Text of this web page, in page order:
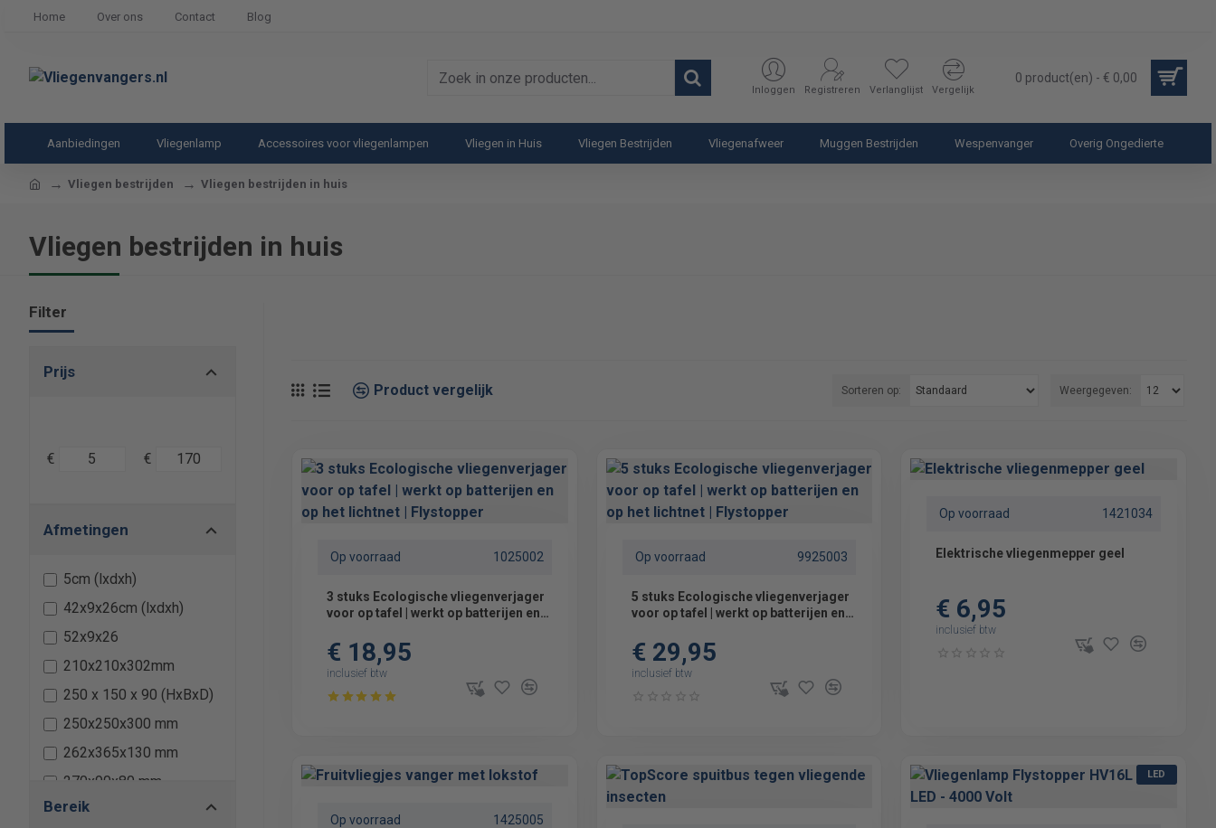
Home Over ons Contact Blog
Zoek
producten...
Inloggen Registreren Verlanglijst Vergelijk
0 product(en) - € 0,00
Aanbiedingen Vliegenlamp Accessoires voor vliegenlampen Vliegen in Huis Vliegen Bestrijden Vliegenafweer Muggen Bestrijden Wespenvanger Overig Ongedierte
homeVliegen bestrijden Vliegen bestrijden in huis
Vliegen bestrijden in huis
Filter
Prijs
€ €
Afmetingen
5cm (lxdxh)
42x9x26cm (lxdxh)
52x9x26
210x210x302mm
250 x 150 x 90 (HxBxD)
250x250x300 mm
262x365x130 mm
270x90x80 mm
270x270x135 mm
Bereik
Product vergelijk Sorteren op: Weergegeven:
Op voorraad 1025002
3 stuks Ecologische vliegenverjager
voor op tafel | werkt op batterijen en
€ 18,95
inclusief btw
Op voorraad 9925003
5 stuks Ecologische vliegenverjager
voor op tafel | werkt op batterijen en
€ 29,95
inclusief btw
Op voorraad 1421034
Elektrische vliegenmepper geel
€ 6,95
inclusief btw
Op voorraad 1425005
LED